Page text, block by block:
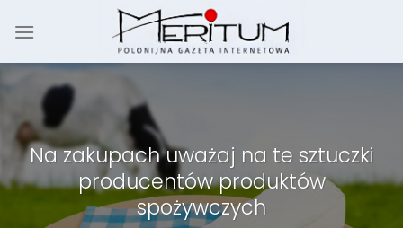
Na zakupach uważaj na te sztuczki
producentów produktów
spożywczych